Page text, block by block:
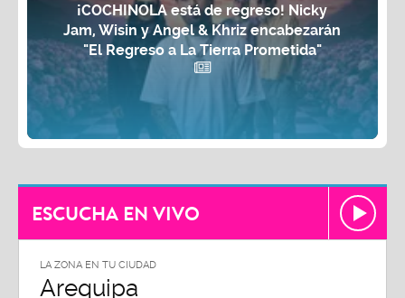
¡COCHINOLA está de regreso! Nicky
Jam, Wisin y Angel & Khriz encabezarán
"El Regreso a La Tierra Prometida"
ESCUCHA EN VIVO
LA ZONA EN TU CIUDAD
Arequipa